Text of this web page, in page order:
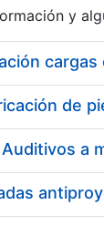
y
de